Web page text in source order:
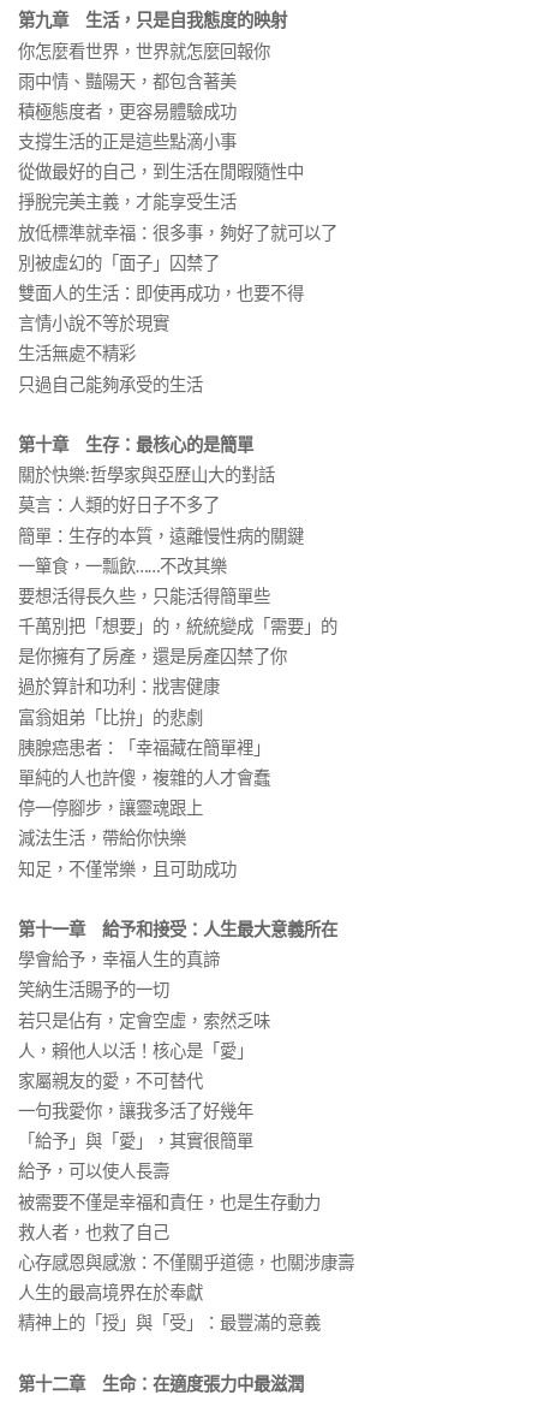
第九章 生活，只是自我態度的映射
你怎麼看世界，世界就怎麼回報你
雨中情、豔陽天，都包含著美
積極態度者，更容易體驗成功
支撐生活的正是這些點滴小事
從做最好的自己，到生活在閒暇隨性中
掙脫完美主義，才能享受生活
放低標準就幸福：很多事，夠好了就可以了
別被虛幻的「面子」囚禁了
雙面人的生活：即使再成功，也要不得
言情小說不等於現實
生活無處不精彩
只過自己能夠承受的生活
第十章 生存：最核心的是簡單
關於快樂:哲學家與亞歷山大的對話
莫言：人類的好日子不多了
簡單：生存的本質，遠離慢性病的關鍵
一簞食，一瓢飲……不改其樂
要想活得長久些，只能活得簡單些
千萬別把「想要」的，統統變成「需要」的
是你擁有了房產，還是房產囚禁了你
過於算計和功利：戕害健康
富翁姐弟「比拚」的悲劇
胰腺癌患者：「幸福藏在簡單裡」
單純的人也許傻，複雜的人才會蠢
停一停腳步，讓靈魂跟上
減法生活，帶給你快樂
知足，不僅常樂，且可助成功
第十一章 給予和接受：人生最大意義所在
學會給予，幸福人生的真諦
笑納生活賜予的一切
若只是佔有，定會空虛，索然乏味
人，賴他人以活！核心是「愛」
家屬親友的愛，不可替代
一句我愛你，讓我多活了好幾年
「給予」與「愛」，其實很簡單
給予，可以使人長壽
被需要不僅是幸福和責任，也是生存動力
救人者，也救了自己
心存感恩與感激：不僅關乎道德，也關涉康壽
人生的最高境界在於奉獻
精神上的「授」與「受」：最豐滿的意義
第十二章 生命：在適度張力中最滋潤